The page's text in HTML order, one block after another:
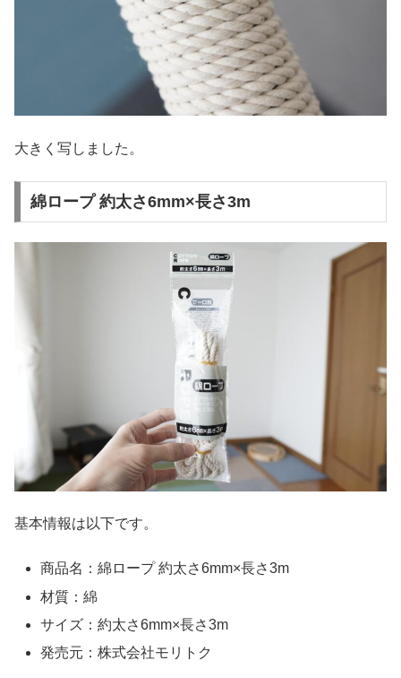
大きく写しました。
綿ロープ 約太さ6mm×長さ3m
基本情報は以下です。
商品名：綿ロープ 約太さ6mm×長さ3m
材質：綿
サイズ：約太さ6mm×長さ3m
発売元：株式会社モリトク